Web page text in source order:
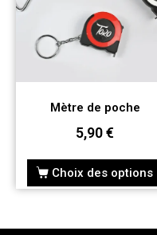
Mètre de poche
5,90€
Choix des options